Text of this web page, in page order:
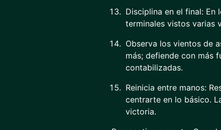
Disciplina en el final:
terminales vistos varias
Observa los vientos de
más; defiende con más
contabilizadas.
Reinicia entre manos:
centrarte en lo básico.
victoria.